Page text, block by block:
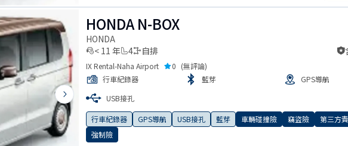
Next slide
HONDA N-BOX
HONDA
< 11 年
4 自排
IX Rental-Naha Airport 0 (無評論)
行車紀錄器
藍芽
GPS導航
USB接孔
行車紀錄器 GPS導航 USB接孔 藍芽 車輛碰撞險 竊盜險
第三方
強制險